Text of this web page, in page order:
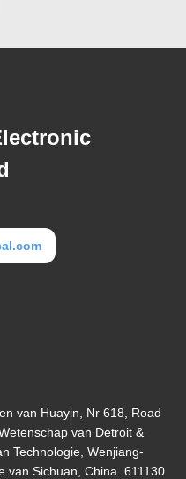
van Huayin, Nr 618, Road
van Detroit &
Technologie, Wenjiang-
van Sichuan, China. 611130